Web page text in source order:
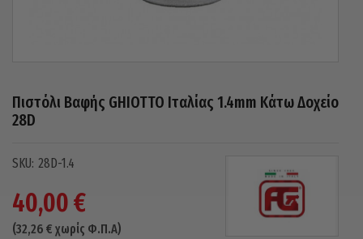
Πιστόλι Βαφής GHIOTTO Ιταλίας 1.4mm Κάτω Δοχείο
28D
28D-1.4
40,00€
(32,26 € χωρίς Φ.Π.Α)